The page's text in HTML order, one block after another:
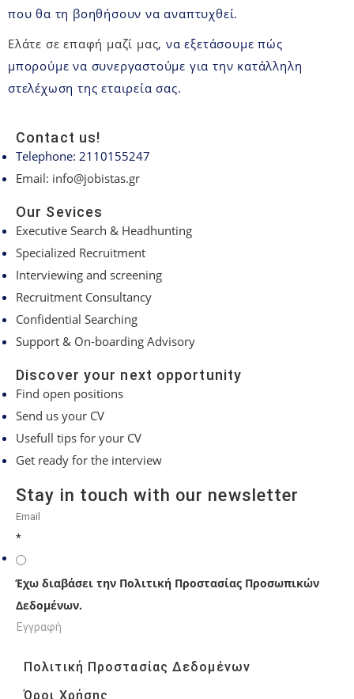
που θα τη βοηθήσουν να αναπτυχθεί.
Ελάτε σε επαφή μαζί μας, να εξετάσουμε πώς
μπορούμε να συνεργαστούμε για την κατάλληλη
στελέχωση της εταιρεία σας.
Contact us!
Telephone: 2110155247
Email: info@jobistas.gr
Our Sevices
Executive Search & Headhunting
Specialized Recruitment
Interviewing and screening
Recruitment Consultancy
Confidential Searching
Support & On-boarding Advisory
Discover your next opportunity
Find open positions
Send us your CV
Usefull tips for your CV
Get ready for the interview
Stay in touch with our newsletter
*
Έχω διαβάσει την Πολιτική Προστασίας Προσωπικών
Δεδομένων.
Εγγραφή
Πολιτική Προστασίας Δεδομένων
Όροι Χρήσης